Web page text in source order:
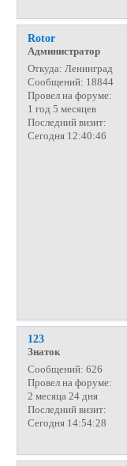
Rotor
Администратор
Откуда: Ленинград
Сообщений: 18844
Провел на форуме:
1 год 5 месяцев
Последний визит:
Сегодня 12:40:46
123
Знаток
Сообщений: 626
Провел на форуме:
2 месяца 24 дня
Последний визит:
Сегодня 14:54:28